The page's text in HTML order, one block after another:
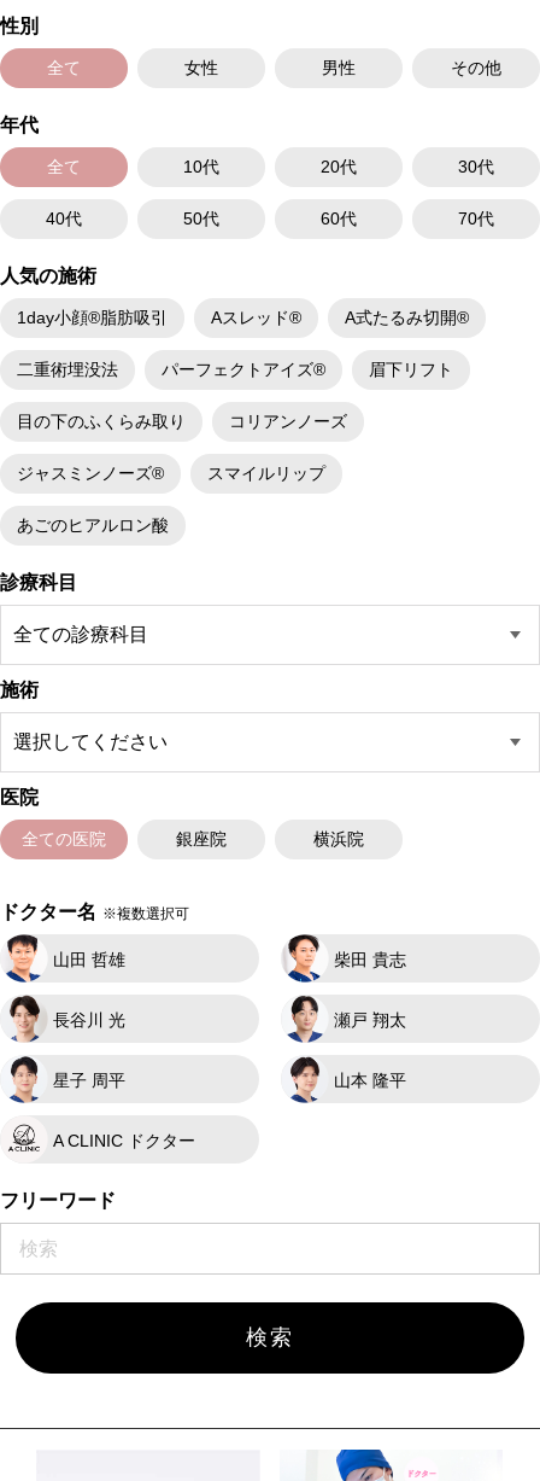
性別
全て 女性 男性 その他
年代
全て 10代 20代 30代
40代 50代 60代 70代
人気の施術
1day小顔®脂肪吸引 Aスレッド® A式たるみ切開®
二重術埋没法 パーフェクトアイズ® 眉下リフト
目の下のふくらみ取り コリアンノーズ
ジャスミンノーズ® スマイルリップ
あごのヒアルロン酸
診療科目
施術
医院
全ての医院 銀座院 横浜院
ドクター名 ※複数選択可
山田 哲雄 柴田 貴志
長谷川 光 瀬戸 翔太
星子 周平 山本 隆平
A CLINIC ドクター
フリーワード